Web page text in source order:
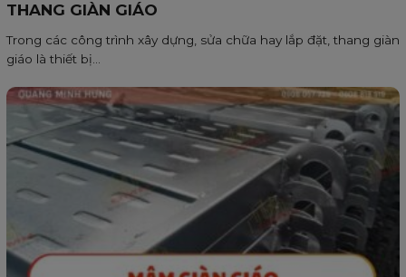
THANG GIÀN GIÁO
Trong các công trình xây dựng, sửa chữa hay lắp đặt, thang giàn
giáo là thiết bị...